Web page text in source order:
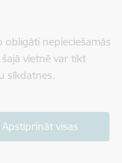
nepieciešamās
vietnē var tikt
sīkdatnes.
Apstiprināt visas